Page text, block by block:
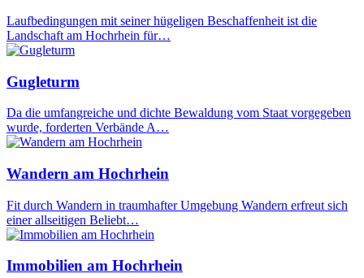
Laufbedingungen mit seiner hügeligen Beschaffenheit ist die
Landschaft am Hochrhein für…
Gugleturm
Da die umfangreiche und dichte Bewaldung vom Staat vorgegeben
wurde, forderten Verbände A…
Wandern am Hochrhein
Fit durch Wandern in traumhafter Umgebung Wandern erfreut sich
einer allseitigen Beliebt…
Immobilien am Hochrhein